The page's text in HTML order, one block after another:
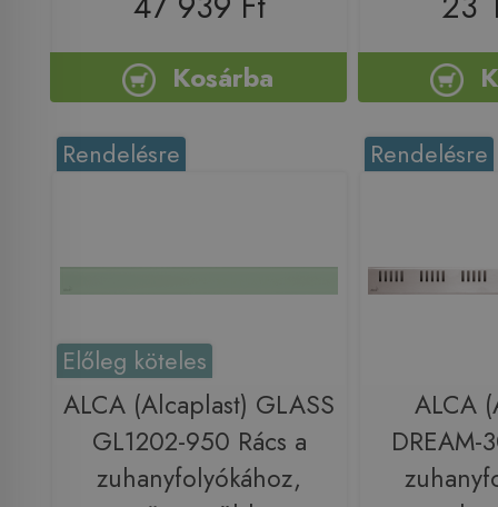
Kosárba
Rendelésre
Előleg köteles
ALCA (Alcaplast) GLASS
GL1202-950 Rács a
zuhanyfolyókához,
Rendelésre
ALCA
DREAM-